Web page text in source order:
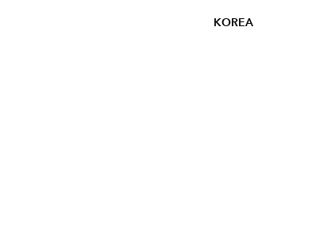
KOREA